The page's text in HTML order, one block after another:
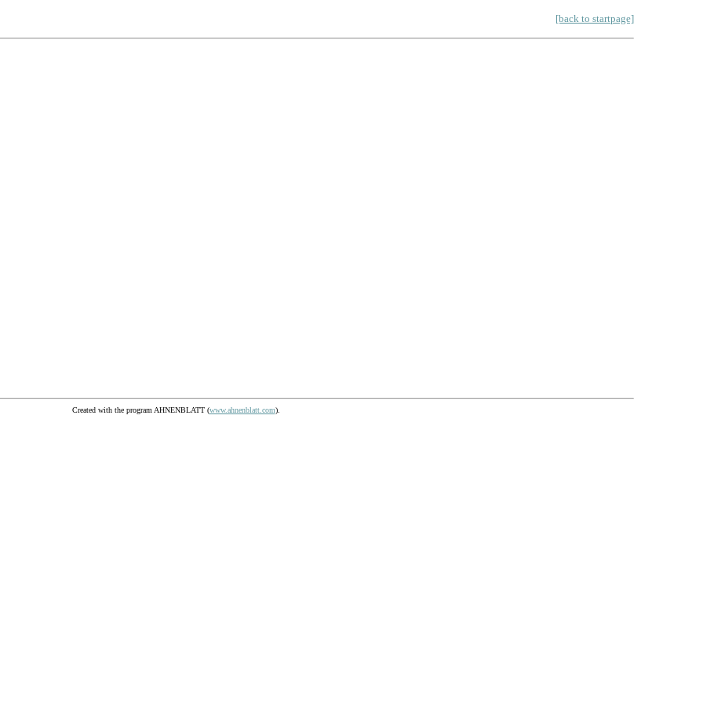
[back to startpage]
Created with the program AHNENBLATT (www.ahnenblatt.com).